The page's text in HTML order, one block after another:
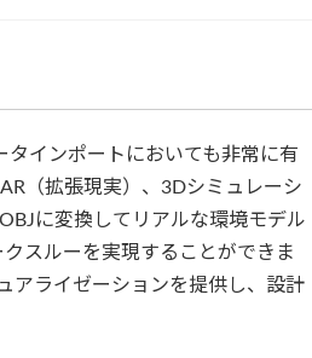
インポートにおいても非常に有
（拡張現実）、3Dシミュレーシ
に変換してリアルな環境モデル
スルーを実現することができま
アライゼーションを提供し、設計